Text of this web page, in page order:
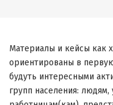
Материалы и кейсы как
ориентированы в
будуть интересными
групп населения: